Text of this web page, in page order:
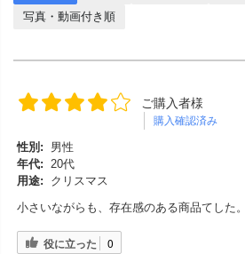
写真・動画付き順
ご購入者様
購入確認済み
性別:
男性
年代: 20代
用途:
クリスマス
小さいながらも、存在感のある商品てした。
役に立った 0